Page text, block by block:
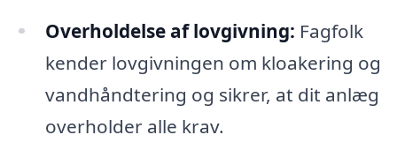
Overholdelse af lovgivning: Fagfolk
kender lovgivningen om kloakering og
vandhåndtering og sikrer, at dit anlæg
overholder alle krav.